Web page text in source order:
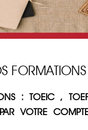
: TOEIC ,
VOTRE